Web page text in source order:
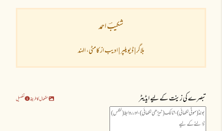
شکیبؔ احمد
بلاگر | ڈیویلپر | ادیب از کامٹی، الہند
تبصرے کی زینت کے لیے ایڈیٹر استعمال کا طریقہ تفصیل